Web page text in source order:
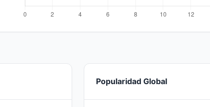
Popularidad Global